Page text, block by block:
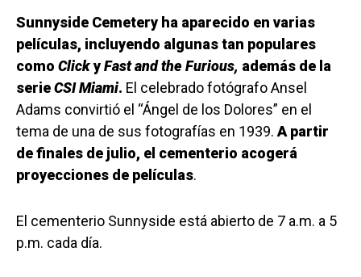
Sunnyside Cemetery ha aparecido en varias
películas, incluyendo algunas tan populares
como ClickyFast and the Furious, además de la
serieCSI Miami. El celebrado fotógrafo Ansel
Adams convirtió el “Ángel de los Dolores” en el
tema de una de sus fotografías en 1939. A partir
de finales de julio, el cementerio acogerá
proyecciones de películas.
El cementerio Sunnyside está abierto de 7 a.m. a 5
p.m. cada día.